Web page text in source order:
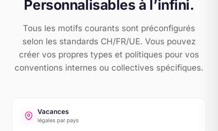
Personnalisables à l’infini.
Tous les motifs courants sont préconfigurés
selon les standards CH/FR/UE. Vous pouvez
créer vos propres types et politiques pour vos
conventions internes ou collectives spécifiques.
Vacances
légales par pays